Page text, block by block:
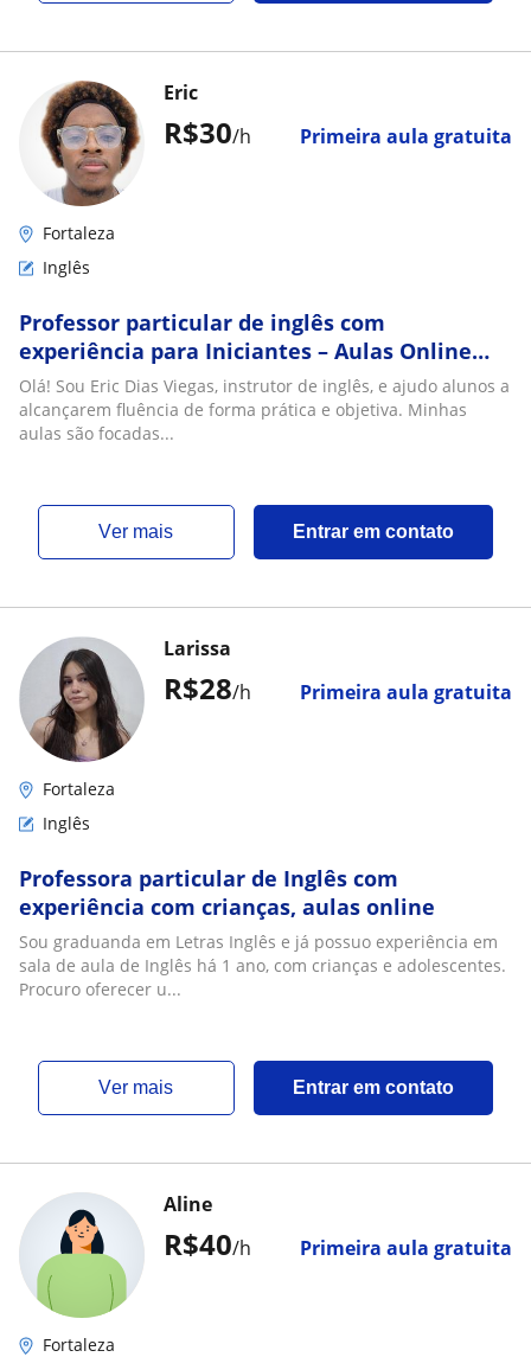
R$30/h Primeira aula gratuita
Eric
Fortaleza
Inglês
Professor particular de inglês com
experiência para Iniciantes – Aulas Online
com Explicações Simples
Olá! Sou Eric Dias Viegas, instrutor de inglês, e ajudo alunos a
alcançarem fluência de forma prática e objetiva. Minhas
aulas são focadas...
ver mais Entrar em contato
R$28/h Primeira aula gratuita
Larissa
Fortaleza
Inglês
Professora particular de Inglês com
experiência com crianças, aulas online
Sou graduanda em Letras Inglês e já possuo experiência em
sala de aula de Inglês há 1 ano, com crianças e adolescentes.
Procuro oferecer u...
ver mais Entrar em contato
R$40/h Primeira aula gratuita
Aline
Fortaleza